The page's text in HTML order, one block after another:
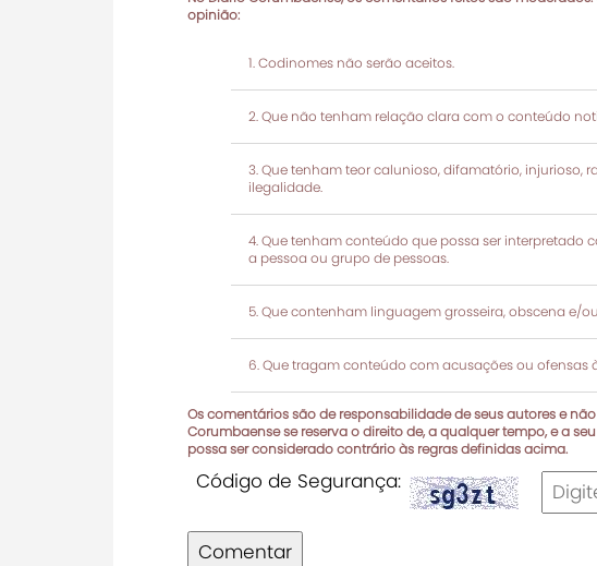
opinião:
Codinomes não serão aceitos.
Que não tenham relação clara com o conteúdo
Que tenham teor calunioso, difamatório, injurioso,
ilegalidade.
Que tenham conteúdo que possa ser interpretado
a pessoa ou grupo de pessoas.
Que contenham linguagem grosseira, obscena e/
Que tragam conteúdo com acusações ou ofensas
Os comentários são de responsabilidade de seus autores e
Corumbaense se reserva o direito de, a qualquer tempo, e a
possa ser considerado contrário às regras definidas acima.
Código de Segurança:
Comentar